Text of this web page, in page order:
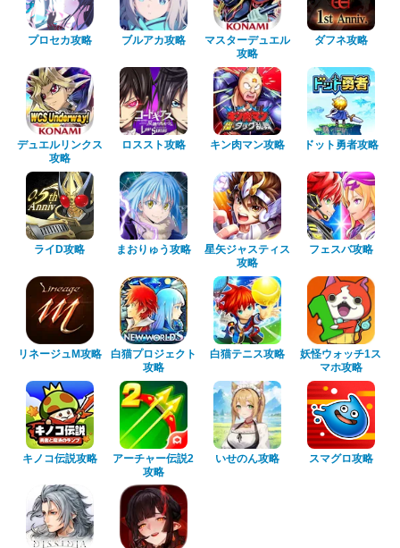
プロセカ攻略 ブルアカ攻略
マスターデュエル
攻略
ダフネ攻略
デュエルリンクス
攻略
ロススト攻略 キン肉マン攻略 ドット勇者攻略
ライD攻略 まおりゅう攻略
星矢ジャスティス
攻略
フェスバ攻略
リネージュM攻略
白猫プロジェクト
攻略
白猫テニス攻略
妖怪ウォッチ1ス
マホ攻略
キノコ伝説攻略
アーチャー伝説2
攻略
いせのん攻略 スマグロ攻略